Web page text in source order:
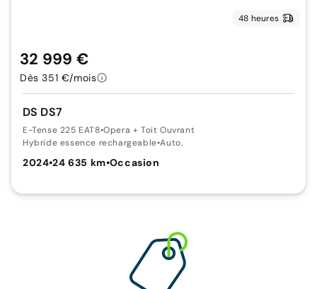
48 heures
DS DS7
E-Tense 225 EAT8•Opera + Toit Ouvrant
Hybride essence rechargeable•Auto.
2024•24 635 km•Occasion
32 999 €
Dès 351 €/mois